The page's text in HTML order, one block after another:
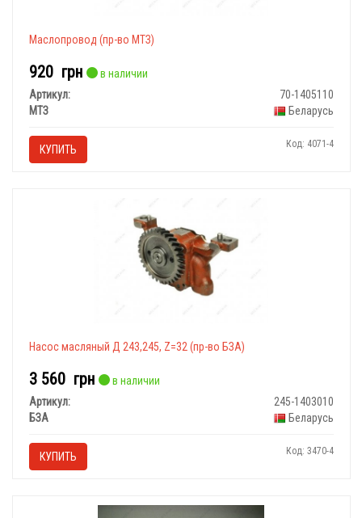
Маслопровод (пр-во МТЗ)
920 грн
в наличии
Артикул:
70-1405110
МТЗ
Беларусь
КУПИТЬ Код: 4071-4
Насос масляный Д 243,245, Z=32 (пр-во БЗА)
3 560 грн
в наличии
Артикул:
245-1403010
БЗА
Беларусь
КУПИТЬ Код: 3470-4